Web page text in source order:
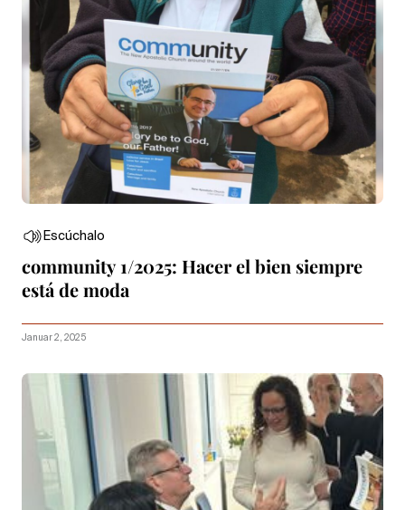
Escúchalo
community 1/2025: Hacer el bien siempre
está de moda
Januar 2, 2025